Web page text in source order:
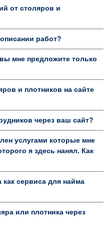
от столяров и
работ?
мне предложите только
и плотников на сайте
через ваш сайт?
услугами которые мне
я здесь нанял. Как
сервиса для найма
или плотника через